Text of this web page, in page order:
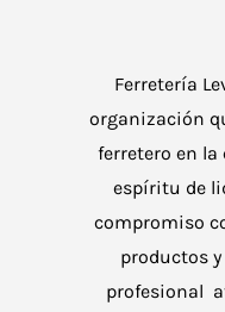
Ferretería
organización
ferretero en la
espíritu de
compromiso
productos
profesional